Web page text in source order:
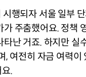
행되자 서울 일부
주춤했어요. 정책
타난 거죠. 하지만 실
, 여전히 자금 여력이
.